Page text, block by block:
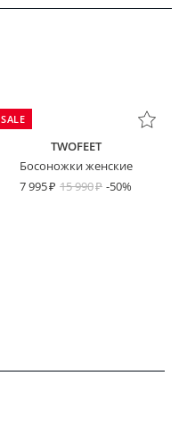
SALE
TWOFEET
Босоножки женские
7 995
15 990 -50%